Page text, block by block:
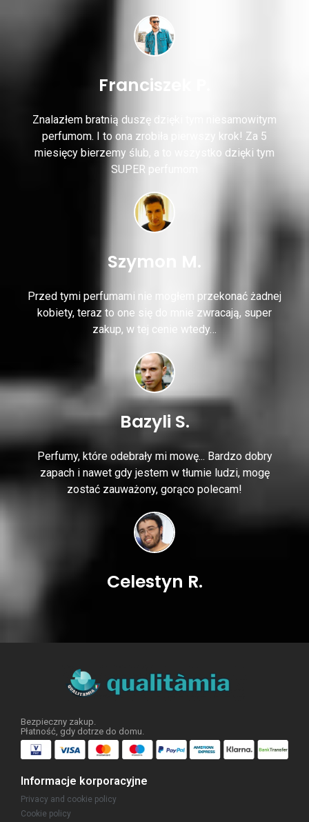
Franciszek P.
Znalazłem bratnią duszę dzięki tym niesamowitym
perfumom. I to ona zrobiła pierwszy krok! Za 5
miesięcy bierzemy ślub, a to wszystko dzięki tym
SUPER perfumom
Szymon M.
Przed tymi perfumami nie mogłem przekonać żadnej
kobiety, teraz to one się do mnie zwracają, super
zakup, w tej cenie wtedy…
Bazyli S.
Perfumy, które odebrały mi mowę... Bardzo dobry
zapach i nawet gdy jestem w tłumie ludzi, mogę
zostać zauważony, gorąco polecam!
Celestyn R.
Bezpieczny zakup.
Płatność, gdy dotrze do domu.
Informacje korporacyjne
Privacy and cookie policy
Cookie policy